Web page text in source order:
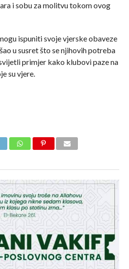
i sobu za molitvu tokom ovog
ispuniti svoje vjerske obaveze
u susret što se njihovih potreba
primjer kako klubovi paze na
su vjere.